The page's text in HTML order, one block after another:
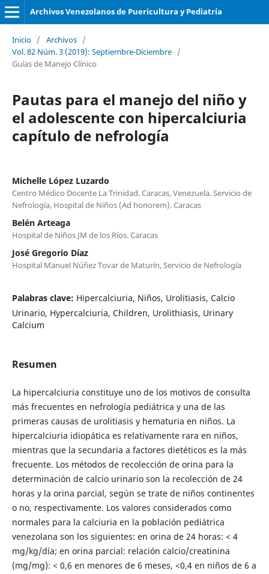
Archivos Venezolanos de Puericultura y Pediatría
Inicio / Archivos /
Vol. 82 Núm. 3 (2019): Septiembre-Diciembre /
Guías de Manejo Clínico
Pautas para el manejo del niño y
el adolescente con hipercalciuria
capítulo de nefrología
Michelle López Luzardo
Centro Médico Docente La Trinidad. Caracas, Venezuela. Servicio de
Nefrología, Hospital de Niños (Ad honorem). Caracas
Belén Arteaga
Hospital de Niños JM de los Ríos. Caracas
José Gregorio Díaz
Hospital Manuel Núñez Tovar de Maturín, Servicio de Nefrología
Palabras clave: Hipercalciuria, Niños, Urolitiasis, Calcio
Urinario, Hypercalciuria, Children, Urolithiasis, Urinary
Calcium
Resumen
La hipercalciuria constituye uno de los motivos de consulta
más frecuentes en nefrología pediátrica y una de las
primeras causas de urolitiasis y hematuria en niños. La
hipercalciuria idiopática es relativamente rara en niños,
mientras que la secundaria a factores dietéticos es la más
frecuente. Los métodos de recolección de orina para la
determinación de calcio urinario son la recolección de 24
horas y la orina parcial, según se trate de niños continentes
o no, respectivamente. Los valores considerados como
normales para la calciuria en la población pediátrica
venezolana son los siguientes: en orina de 24 horas: < 4
mg/kg/día; en orina parcial: relación calcio/creatinina
(mg/mg): < 0,6 en menores de 6 meses, <0,4 en niños de 6 a